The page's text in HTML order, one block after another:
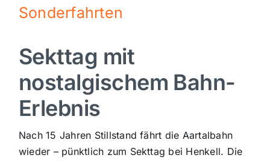
Nachrichten
Politik
Wirtschaft
Sport
Sonderfahrten
Sekttag mit
nostalgischem Bahn-
Erlebnis
Nach 15 Jahren Stillstand fährt die Aartalbahn
wieder – pünktlich zum Sekttag bei Henkell. Die